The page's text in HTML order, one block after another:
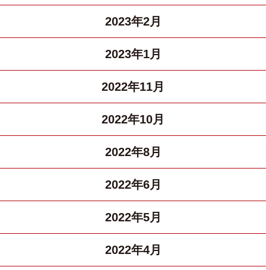
2023年2月
2023年1月
2022年11月
2022年10月
2022年8月
2022年6月
2022年5月
2022年4月